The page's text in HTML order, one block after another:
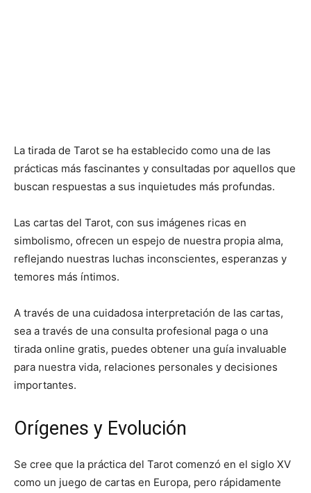
La tirada de Tarot se ha establecido como una de las
prácticas más fascinantes y consultadas por aquellos que
buscan respuestas a sus inquietudes más profundas.
Las cartas del Tarot, con sus imágenes ricas en
simbolismo, ofrecen un espejo de nuestra propia alma,
reflejando nuestras luchas inconscientes, esperanzas y
temores más íntimos.
A través de una cuidadosa interpretación de las cartas,
sea a través de una consulta profesional paga o una
tirada online gratis, puedes obtener una guía invaluable
para nuestra vida, relaciones personales y decisiones
importantes.
Orígenes y Evolución
Se cree que la práctica del Tarot comenzó en el siglo XV
como un juego de cartas en Europa, pero rápidamente